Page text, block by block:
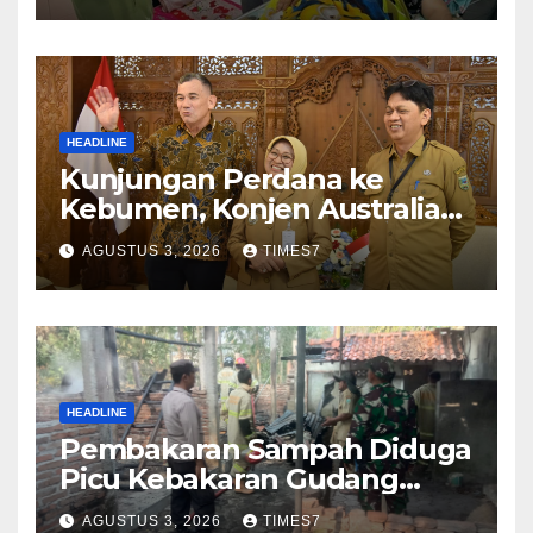
HEADLINE
Kunjungan Perdana ke
Kebumen, Konjen Australia
Jajaki Kerja Sama Pariwisata
hingga Pendidikan
AGUSTUS 3, 2026 TIMES7
HEADLINE
Pembakaran Sampah Diduga
Picu Kebakaran Gudang
Furniture di Kebumen
AGUSTUS 3, 2026 TIMES7